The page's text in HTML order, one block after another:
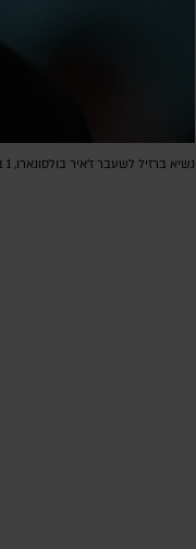
נשיא ברזיל לשעבר ז'איר בולסונארו, 1 בנובמבר 2022 | צילום: Andressa Anholete/Getty Images